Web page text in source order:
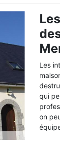
Les
qui
on